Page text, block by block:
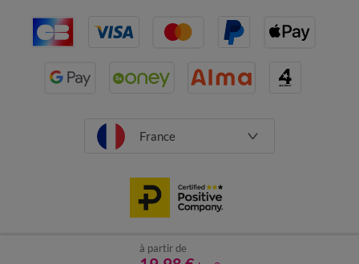
à partir de
France
Mentions légales Données personnelles